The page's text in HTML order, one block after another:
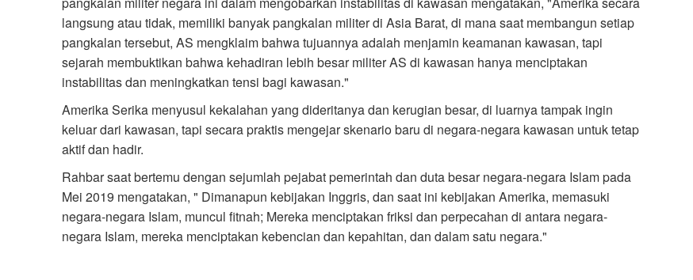
langsung atau tidak, memiliki banyak pangkalan militer di Asia Barat, di mana saat membangun setiap
pangkalan tersebut, AS mengklaim bahwa tujuannya adalah menjamin keamanan kawasan, tapi
sejarah membuktikan bahwa kehadiran lebih besar militer AS di kawasan hanya menciptakan
instabilitas dan meningkatkan tensi bagi kawasan."
Amerika Serika menyusul kekalahan yang dideritanya dan kerugian besar, di luarnya tampak ingin
keluar dari kawasan, tapi secara praktis mengejar skenario baru di negara-negara kawasan untuk tetap
aktif dan hadir.
Rahbar saat bertemu dengan sejumlah pejabat pemerintah dan duta besar negara-negara Islam pada
Mei 2019 mengatakan, " Dimanapun kebijakan Inggris, dan saat ini kebijakan Amerika, memasuki
negara-negara Islam, muncul fitnah; Mereka menciptakan friksi dan perpecahan di antara negara-
negara Islam, mereka menciptakan kebencian dan kepahitan, dan dalam satu negara."